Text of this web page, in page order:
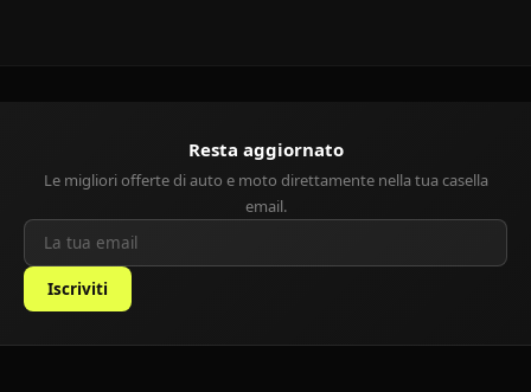
Resta aggiornato
Le migliori offerte di auto e moto direttamente nella tua casella
email.
Iscriviti